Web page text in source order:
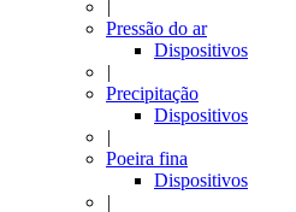
|
Pressão do ar
Dispositivos
|
Precipitação
Dispositivos
|
Poeira fina
Dispositivos
|